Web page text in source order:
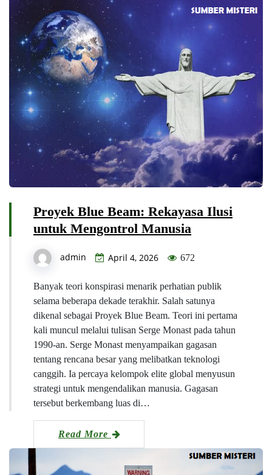
Proyek Blue Beam: Rekayasa Ilusi
untuk Mengontrol Manusia
admin April 4, 2026 672
Banyak teori konspirasi menarik perhatian publik
selama beberapa dekade terakhir. Salah satunya
dikenal sebagai Proyek Blue Beam. Teori ini pertama
kali muncul melalui tulisan Serge Monast pada tahun
1990-an. Serge Monast menyampaikan gagasan
tentang rencana besar yang melibatkan teknologi
canggih. Ia percaya kelompok elite global menyusun
strategi untuk mengendalikan manusia. Gagasan
tersebut berkembang luas di…
Read More